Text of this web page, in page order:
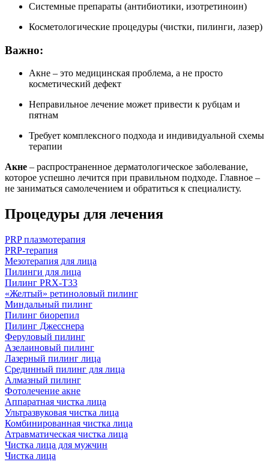
Системные препараты (антибиотики, изотретиноин)
Косметологические процедуры (чистки, пилинги, лазер)
Важно:
Акне – это медицинская проблема, а не просто
косметический дефект
Неправильное лечение может привести к рубцам и
пятнам
Требует комплексного подхода и индивидуальной схемы
терапии
Акне – распространенное дерматологическое заболевание,
которое успешно лечится при правильном подходе. Главное –
не заниматься самолечением и обратиться к специалисту.
Процедуры для лечения
PRP плазмотерапия
PRP-терапия
Мезотерапия для лица
Пилинги для лица
Пилинг PRX-T33
«Желтый» ретиноловый пилинг
Миндальный пилинг
Пилинг биорепил
Пилинг Джесснера
Феруловый пилинг
Азелаиновый пилинг
Лазерный пилинг лица
Срединный пилинг для лица
Алмазный пилинг
Фотолечение акне
Аппаратная чистка лица
Ультразвуковая чистка лица
Комбинированная чистка лица
Атравматическая чистка лица
Чистка лица для мужчин
Чистка лица